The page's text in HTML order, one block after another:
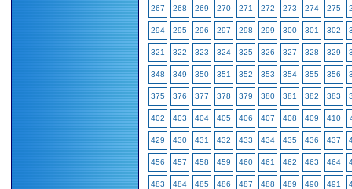
267 268 269 270 271 272 273 274 275
294 295 296 297 298 299 300 301 302
321 322 323 324 325 326 327 328 329
348 349 350 351 352 353 354 355 356
375 376 377 378 379 380 381 382 383
402 403 404 405 406 407 408 409 410
429 430 431 432 433 434 435 436 437
456 457 458 459 460 461 462 463 464
483 484 485 486 487 488 489 490 491